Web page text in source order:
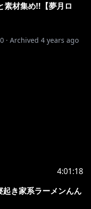
素材集め!!【夢月ロ
· Archived 4 years ago
4:01:18
き家系ラーメンんん